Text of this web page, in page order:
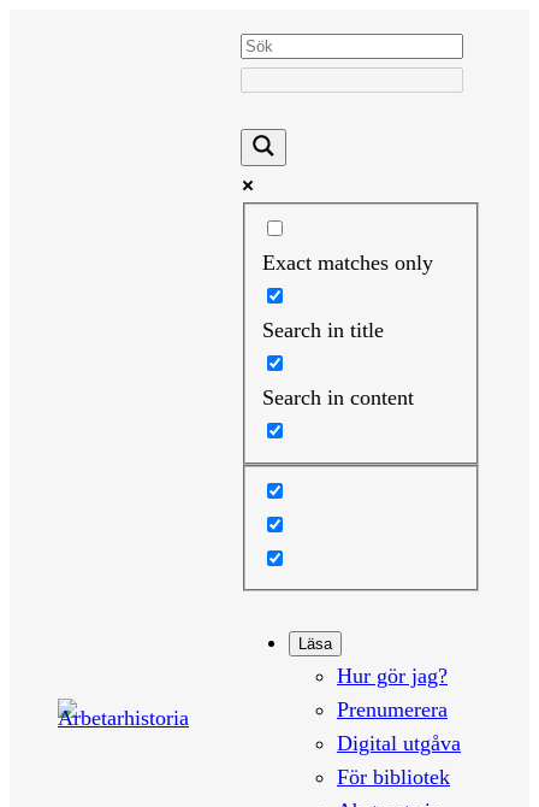
Exact matches only
Search in title
Search in content
Läsa
Hur gör jag?
Prenumerera
Digital utgåva
För bibliotek